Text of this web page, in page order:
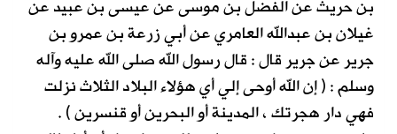
بن حريث عن الفضل بن موسى عن عيسى بن عبيد عن
غيلان بن عبدالله العامري عن أبي زرعة بن عمرو بن
جرير عن جرير قال : قال رسول الله صلى الله عليه وآله
وسلم : ( إن الله أوحى إلي أي هؤلاء البلاد الثلاث نزلت
فهي دار هجرتك ، المدينة أو البحرين أو قنسرين ) .